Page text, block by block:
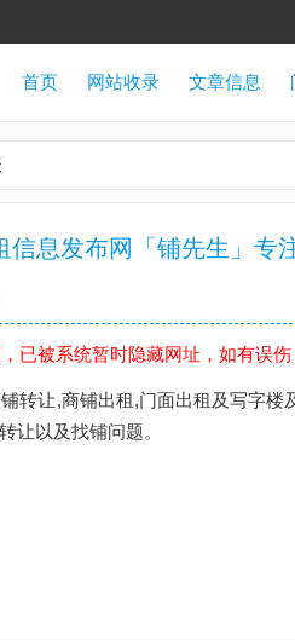
首页 网站收录 文章信息
信息发布网「铺先生」专
已被系统暂时隐藏网址，如有误
转让,商铺出租,门面出租及写字
让以及找铺问题。